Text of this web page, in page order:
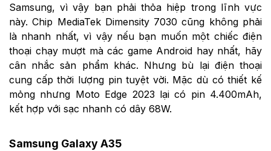
Samsung, vì vậy bạn phải thỏa hiệp trong lĩnh vực
này. Chip MediaTek Dimensity 7030 cũng không phải
là nhanh nhất, vì vậy nếu bạn muốn một chiếc điện
thoại chạy mượt mà các game Android hay nhất, hãy
cân nhắc sản phẩm khác. Nhưng bù lại điện thoại
cung cấp thời lượng pin tuyệt vời. Mặc dù có thiết kế
mỏng nhưng Moto Edge 2023 lại có pin 4.400mAh,
kết hợp với sạc nhanh có dây 68W.
Samsung Galaxy A35